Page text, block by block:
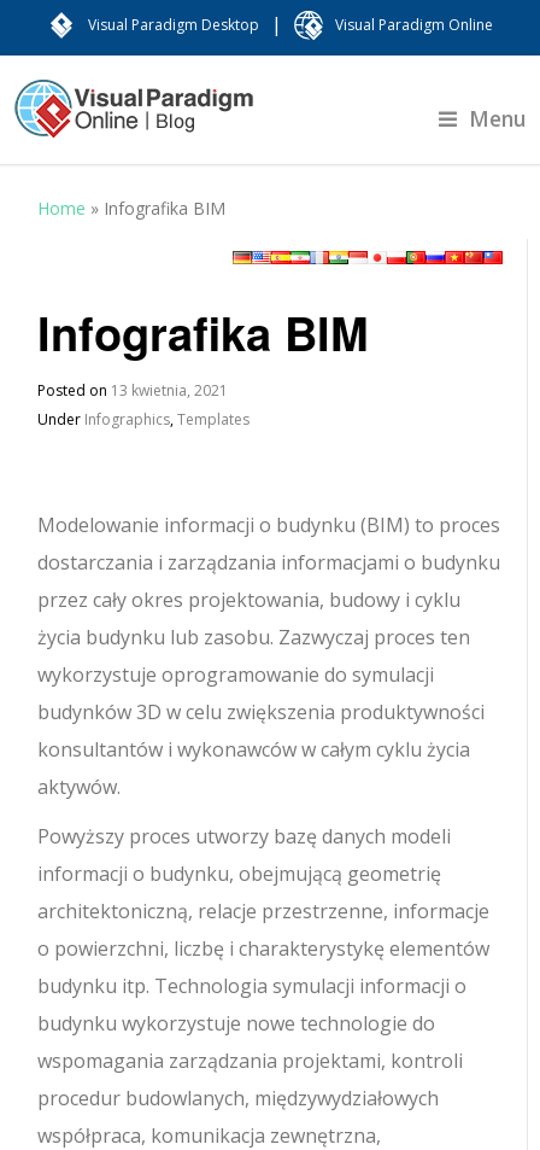
Visual Paradigm Desktop | Visual Paradigm Online
Menu
Home » Infografika BIM
Infografika BIM
Posted on 13 kwietnia, 2021
Under Infographics,Templates
Modelowanie informacji o budynku (BIM) to proces
dostarczania i zarządzania informacjami o budynku
przez cały okres projektowania, budowy i cyklu
życia budynku lub zasobu. Zazwyczaj proces ten
wykorzystuje oprogramowanie do symulacji
budynków 3D w celu zwiększenia produktywności
konsultantów i wykonawców w całym cyklu życia
aktywów.
Powyższy proces utworzy bazę danych modeli
informacji o budynku, obejmującą geometrię
architektoniczną, relacje przestrzenne, informacje
o powierzchni, liczbę i charakterystykę elementów
budynku itp. Technologia symulacji informacji o
budynku wykorzystuje nowe technologie do
wspomagania zarządzania projektami, kontroli
procedur budowlanych, międzywydziałowych
współpraca, komunikacja zewnętrzna,